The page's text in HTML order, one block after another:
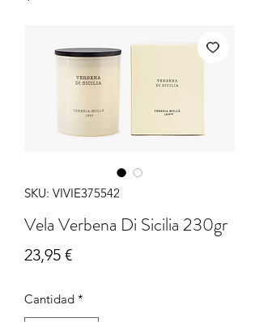
SKU: VIVIE375542
Vela Verbena Di Sicilia 230gr
23,95 €Precio
Cantidad *